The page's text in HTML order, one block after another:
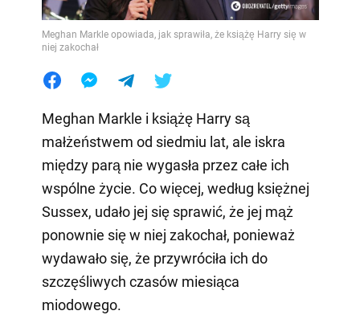
Meghan Markle opowiada, jak sprawiła, że książę Harry się w
niej zakochał
Meghan Markle i książę Harry są
małżeństwem od siedmiu lat, ale iskra
między parą nie wygasła przez całe ich
wspólne życie. Co więcej, według księżnej
Sussex, udało jej się sprawić, że jej mąż
ponownie się w niej zakochał, ponieważ
wydawało się, że przywróciła ich do
szczęśliwych czasów miesiąca
miodowego.